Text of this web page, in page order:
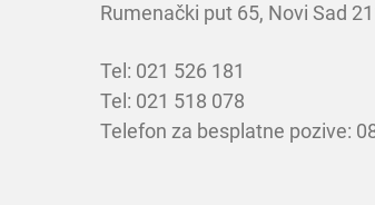
Rumenački put 65, Novi Sad
Tel: 021 526 181
Tel: 021 518 078
Telefon za besplatne pozive: